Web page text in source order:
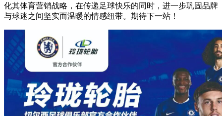
化其体育营销战略，在传递足球快乐的同时，进一步巩固品牌
与球迷之间坚实而温暖的情感纽带。期待下一站！